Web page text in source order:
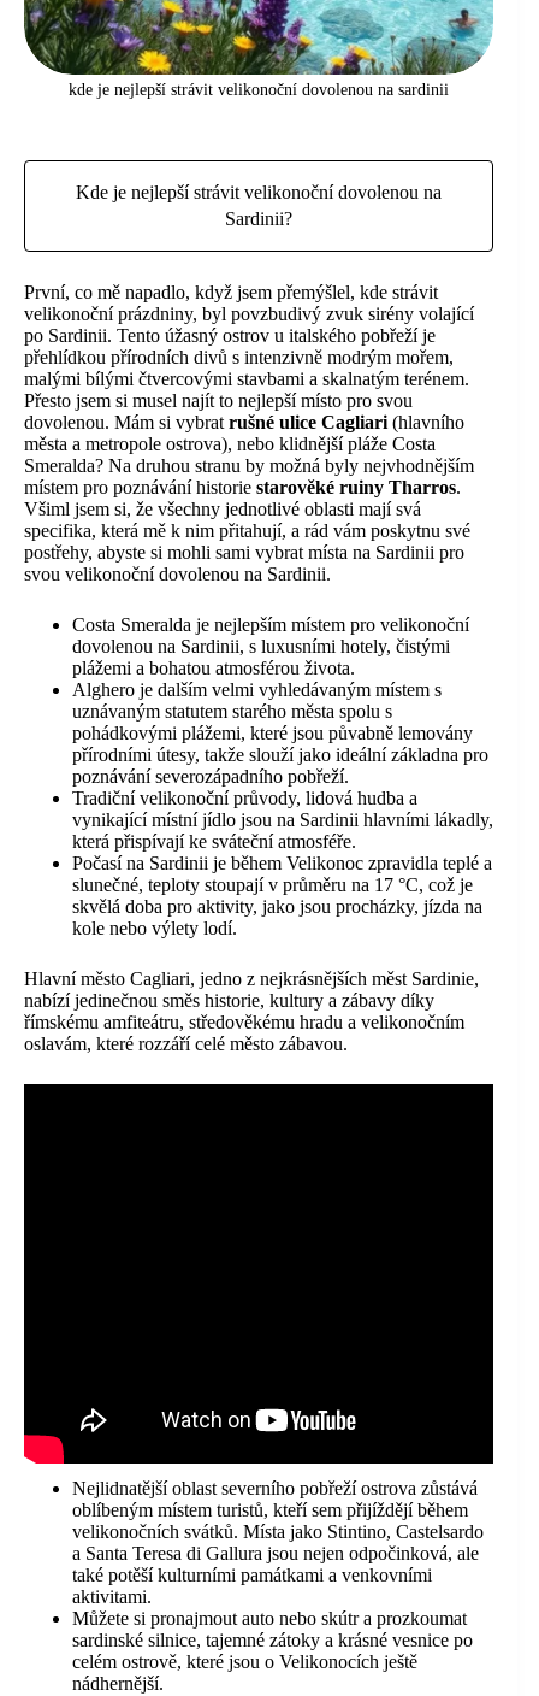
kde je nejlepší strávit velikonoční dovolenou na sardinii
Kde je nejlepší strávit velikonoční dovolenou na
Sardinii?
První, co mě napadlo, když jsem přemýšlel, kde strávit
velikonoční prázdniny, byl povzbudivý zvuk sirény volající
po Sardinii. Tento úžasný ostrov u italského pobřeží je
přehlídkou přírodních divů s intenzivně modrým mořem,
malými bílými čtvercovými stavbami a skalnatým terénem.
Přesto jsem si musel najít to nejlepší místo pro svou
dovolenou. Mám si vybrat rušné ulice Cagliari (hlavního
města a metropole ostrova), nebo klidnější pláže Costa
Smeralda? Na druhou stranu by možná byly nejvhodnějším
místem pro poznávání historie starověké ruiny Tharros.
Všiml jsem si, že všechny jednotlivé oblasti mají svá
specifika, která mě k nim přitahují, a rád vám poskytnu své
postřehy, abyste si mohli sami vybrat místa na Sardinii pro
svou velikonoční dovolenou na Sardinii.
Costa Smeralda je nejlepším místem pro velikonoční
dovolenou na Sardinii, s luxusními hotely, čistými
plážemi a bohatou atmosférou života.
Alghero je dalším velmi vyhledávaným místem s
uznávaným statutem starého města spolu s
pohádkovými plážemi, které jsou půvabně lemovány
přírodními útesy, takže slouží jako ideální základna pro
poznávání severozápadního pobřeží.
Tradiční velikonoční průvody, lidová hudba a
vynikající místní jídlo jsou na Sardinii hlavními lákadly,
která přispívají ke sváteční atmosféře.
Počasí na Sardinii je během Velikonoc zpravidla teplé a
slunečné, teploty stoupají v průměru na 17 °C, což je
skvělá doba pro aktivity, jako jsou procházky, jízda na
kole nebo výlety lodí.
Hlavní město Cagliari, jedno z nejkrásnějších měst Sardinie,
nabízí jedinečnou směs historie, kultury a zábavy díky
římskému amfiteátru, středověkému hradu a velikonočním
oslavám, které rozzáří celé město zábavou.
Nejlidnatější oblast severního pobřeží ostrova zůstává
oblíbeným místem turistů, kteří sem přijíždějí během
velikonočních svátků. Místa jako Stintino, Castelsardo
a Santa Teresa di Gallura jsou nejen odpočinková, ale
také potěší kulturními památkami a venkovními
aktivitami.
Můžete si pronajmout auto nebo skútr a prozkoumat
sardinské silnice, tajemné zátoky a krásné vesnice po
celém ostrově, které jsou o Velikonocích ještě
nádhernější.